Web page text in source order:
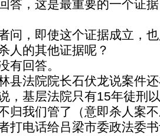
，这是最重要的一个证据
，即使这个证据成立，也
人的其他证据呢？
回答。
法院院长石伏龙说案件还
，基层法院只有15年徒刑
归我们管了（意即杀人案
电话给吕梁市委政法委书